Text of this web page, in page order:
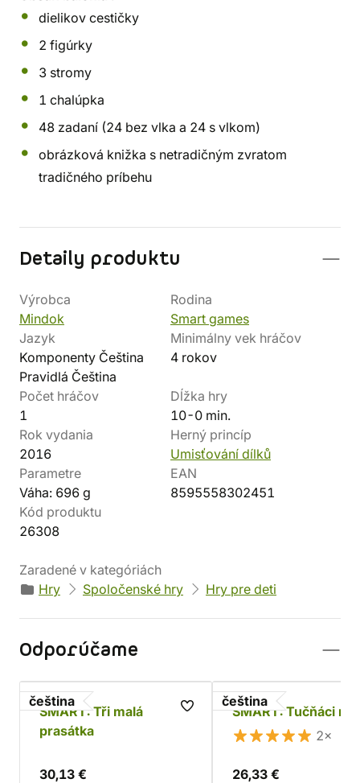
dielikov cestičky
2 figúrky
3 stromy
1 chalúpka
48 zadaní (24 bez vlka a 24 s vlkom)
obrázková knižka s netradičným zvratom
tradičného príbehu
Detaily produktu
Výrobca
Mindok
Rodina
Smart games
Jazyk
Komponenty Čeština
Pravidlá Čeština
Minimálny vek hráčov
4 rokov
Počet hráčov
1
Dĺžka hry
10-0 min.
Rok vydania
2016
Herný princíp
Umisťování dílků
Parametre
Váha: 696 g
EAN
8595558302451
Kód produktu
26308
Zaradené v kategóriách
Hry
Spoločenské hry Hry pre deti
Odporúčame
čeština
SMART: Tři malá
prasátka
30,13 €
čeština
SMART: Tučňáci na
2×
26,33 €